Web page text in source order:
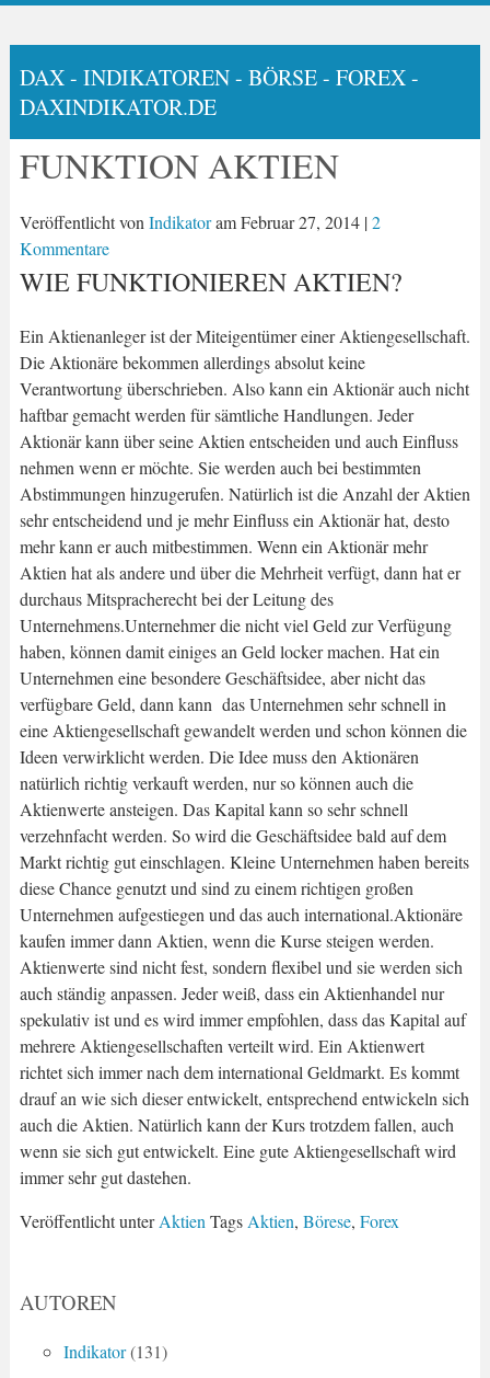
DAX - INDIKATOREN - BÖRSE - FOREX -
DAXINDIKATOR.DE
FUNKTION AKTIEN
Veröffentlicht von IndikatoramFebruar 27, 2014|2
Kommentare
WIE FUNKTIONIEREN AKTIEN?
Ein Aktienanleger ist der Miteigentümer einer Aktiengesellschaft.
Die Aktionäre bekommen allerdings absolut keine
Verantwortung überschrieben. Also kann ein Aktionär auch nicht
haftbar gemacht werden für sämtliche Handlungen. Jeder
Aktionär kann über seine Aktien entscheiden und auch Einfluss
nehmen wenn er möchte. Sie werden auch bei bestimmten
Abstimmungen hinzugerufen. Natürlich ist die Anzahl der Aktien
sehr entscheidend und je mehr Einfluss ein Aktionär hat, desto
mehr kann er auch mitbestimmen. Wenn ein Aktionär mehr
Aktien hat als andere und über die Mehrheit verfügt, dann hat er
durchaus Mitspracherecht bei der Leitung des
Unternehmens.Unternehmer die nicht viel Geld zur Verfügung
haben, können damit einiges an Geld locker machen. Hat ein
Unternehmen eine besondere Geschäftsidee, aber nicht das
verfügbare Geld, dann kann das Unternehmen sehr schnell in
eine Aktiengesellschaft gewandelt werden und schon können die
Ideen verwirklicht werden. Die Idee muss den Aktionären
natürlich richtig verkauft werden, nur so können auch die
Aktienwerte ansteigen. Das Kapital kann so sehr schnell
verzehnfacht werden. So wird die Geschäftsidee bald auf dem
Markt richtig gut einschlagen. Kleine Unternehmen haben bereits
diese Chance genutzt und sind zu einem richtigen großen
Unternehmen aufgestiegen und das auch international.Aktionäre
kaufen immer dann Aktien, wenn die Kurse steigen werden.
Aktienwerte sind nicht fest, sondern flexibel und sie werden sich
auch ständig anpassen. Jeder weiß, dass ein Aktienhandel nur
spekulativ ist und es wird immer empfohlen, dass das Kapital auf
mehrere Aktiengesellschaften verteilt wird. Ein Aktienwert
richtet sich immer nach dem international Geldmarkt. Es kommt
drauf an wie sich dieser entwickelt, entsprechend entwickeln sich
auch die Aktien. Natürlich kann der Kurs trotzdem fallen, auch
wenn sie sich gut entwickelt. Eine gute Aktiengesellschaft wird
immer sehr gut dastehen.
Veröffentlicht unterAktien Tags Aktien, Börese, Forex
AUTOREN
Indikator(131)